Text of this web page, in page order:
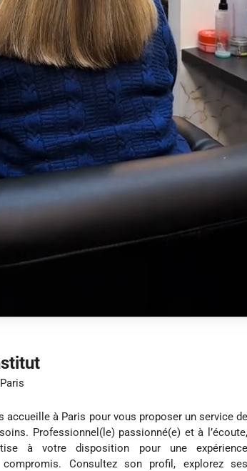
accueille à Paris pour vous proposer un service de
Professionnel(le) passionné(e) et à l’écoute,
à votre disposition pour une expérience
Consultez son profil, explorez ses